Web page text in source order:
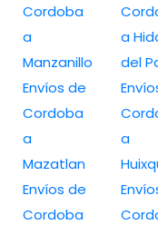
Cordoba
a
Manzanillo
Envíos de
Cordoba
a
Mazatlan
Envíos de
Cordoba
a
del
a